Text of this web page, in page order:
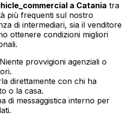
a Catania tra
più frequenti sul nostro
di intermediari, sia il venditore
ottenere condizioni migliori
Niente provvigioni agenziali o
direttamente con chi ha
o la casa.
di messaggistica interno per